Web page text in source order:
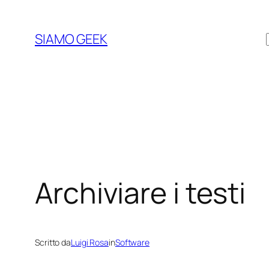
contenuto
SIAMO GEEK
Archiviare i testi
Scritto daLuigi RosainSoftware